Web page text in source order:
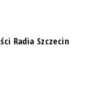
Radia Szczecin